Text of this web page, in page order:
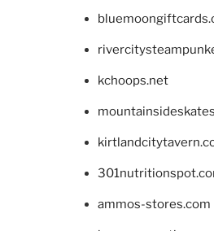
kchoops.net
ammos-stores.com